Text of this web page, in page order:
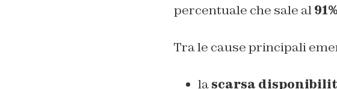
percentuale che sale al91%
Tra le cause principali
lascarsa